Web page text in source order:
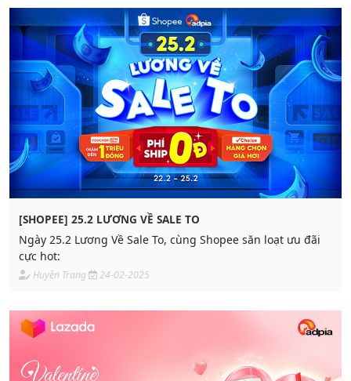
[SHOPEE] 25.2 LƯƠNG VỀ SALE TO
Ngày 25.2 Lương Về Sale To, cùng Shopee săn loạt ưu đãi
cực hot:
Huyền Trang 24-02-2025